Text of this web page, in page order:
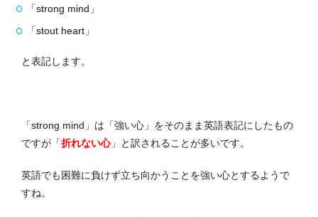
「strong mind」
「stout heart」
と表記します。
「strong mind」は「強い心」をそのまま英語表記にしたもの
ですが「折れない心」と訳されることが多いです。
英語でも困難に負けず立ち向かうことを強い心とするようで
すね。